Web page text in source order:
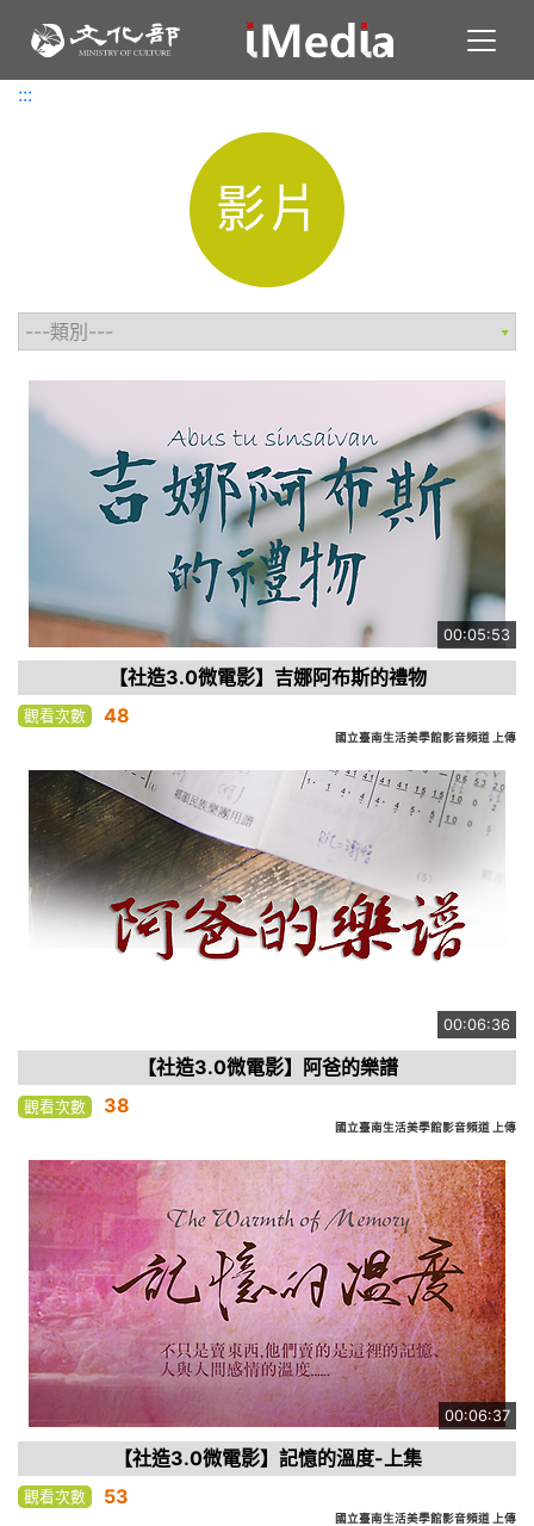
:::
:::
影片
00:05:53
【社造3.0微電影】吉娜阿布斯的禮物
觀看次數 48
國立臺南生活美學館影音頻道 上傳
00:06:36
【社造3.0微電影】阿爸的樂譜
觀看次數 38
國立臺南生活美學館影音頻道 上傳
00:06:37
【社造3.0微電影】記憶的溫度-上集
觀看次數 53
國立臺南生活美學館影音頻道 上傳